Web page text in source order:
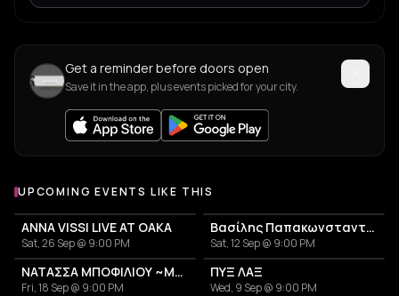
Get a reminder before doors open
Save it in the app, plus events picked for your city.
UPCOMING EVENTS LIKE THIS
ANNA VISSI LIVE AT OAKA
Sat, 26 Sep @ 9:00 PM
Βασίλης Παπακωνσταντίνου
Sat, 12 Sep @ 9:00 PM
ΝΑΤΑΣΣΑ ΜΠΟΦΙΛΙΟΥ ~ΜΕΤΡΗΜΑ~
Fri, 18 Sep @ 9:00 PM
ΠΥΞ ΛΑΞ
Wed, 9 Sep @ 9:00 PM